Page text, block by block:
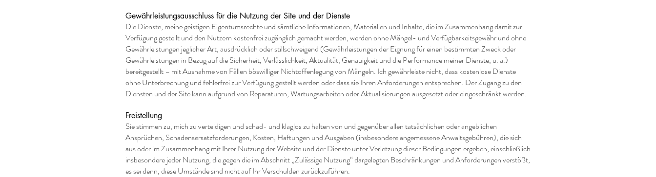
Gewährleistungsausschluss für die Nutzung der Site und der Dienste
Die Dienste, meine geistigen Eigentumsrechte und sämtliche Informationen, Materialien und Inhalte, die im Zusammenhang damit zur
Verfügung gestellt und den Nutzern kostenfrei zugänglich gemacht werden, werden ohne Mängel- und Verfügbarkeitsgewähr und ohne
Gewährleistungen jeglicher Art, ausdrücklich oder stillschweigend (Gewährleistungen der Eignung für einen bestimmten Zweck oder
Gewährleistungen in Bezug auf die Sicherheit, Verlässlichkeit, Aktualität, Genauigkeit und die Performance meiner Dienste, u. a.)
bereitgestellt – mit Ausnahme von Fällen böswilliger Nichtoffenlegung von Mängeln. Ich gewährleiste nicht, dass kostenlose Dienste
ohne Unterbrechung und fehlerfrei zur Verfügung gestellt werden oder dass sie Ihren Anforderungen entsprechen. Der Zugang zu den
Diensten und der Site kann aufgrund von Reparaturen, Wartungsarbeiten oder Aktualisierungen ausgesetzt oder eingeschränkt werden.
Freistellung
Sie stimmen zu, mich zu verteidigen und schad- und klaglos zu halten von und gegenüber allen tatsächlichen oder angeblichen
Ansprüchen, Schadensersatzforderungen, Kosten, Haftungen und Ausgaben (insbesondere angemessene Anwaltsgebühren), die sich
aus oder im Zusammenhang mit Ihrer Nutzung der Website und der Dienste unter Verletzung dieser Bedingungen ergeben, einschließlich
insbesondere jeder Nutzung, die gegen die im Abschnitt „Zulässige Nutzung“ dargelegten Beschränkungen und Anforderungen verstößt,
es sei denn, diese Umstände sind nicht auf Ihr Verschulden zurückzuführen.